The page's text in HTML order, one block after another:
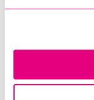
POSITION